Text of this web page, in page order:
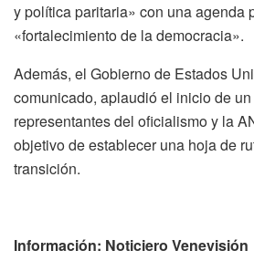
y política paritaria» con una agenda
«fortalecimiento de la democracia».
Además, el Gobierno de Estados
comunicado, aplaudió el inicio de
representantes del oficialismo y la
objetivo de establecer una hoja de
transición.
Información: Noticiero Venevisión